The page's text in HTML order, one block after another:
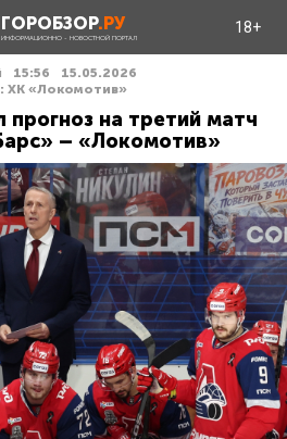
ГОРОБЗОР.РУ
ИНФОРМАЦИОННО - НОВОСТНОЙ ПОРТАЛ
18+
15:56
15.05.2026
ХК «Локомотив»
прогноз на третий матч
– «Локомотив»